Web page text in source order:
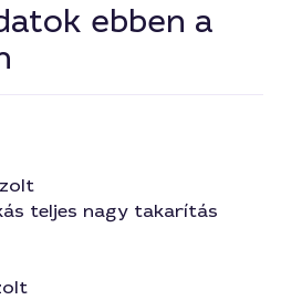
ebben a
teljes nagy takarítás